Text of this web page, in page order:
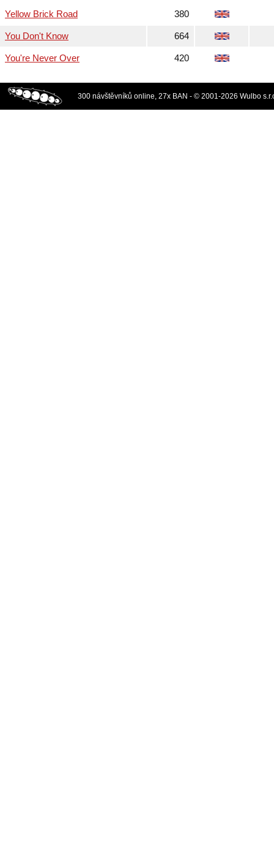
Yellow Brick Road 380
You Don't Know 664
You're Never Over 420
300 návštěvníků online, 27x BAN - © 2001-2026 Wulbo